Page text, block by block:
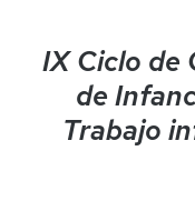
IX Ciclo de
de
Trabajo